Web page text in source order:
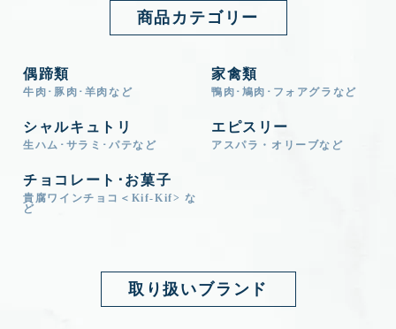
商品カテゴリー
偶蹄類
牛肉･豚肉･羊肉など
家禽類
鴨肉･鳩肉･フォアグラなど
シャルキュトリ
生ハム･サラミ･パテなど
エピスリー
アスパラ・オリーブなど
チョコレート･お菓子
貴腐ワインチョコ＜Kif-Kif> な
ど
取り扱いブランド